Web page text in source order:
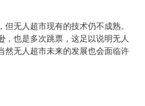
无人超市现有的技术仍不成熟。
，也是多次跳票，这足以说明无人
然无人超市未来的发展也会面临许